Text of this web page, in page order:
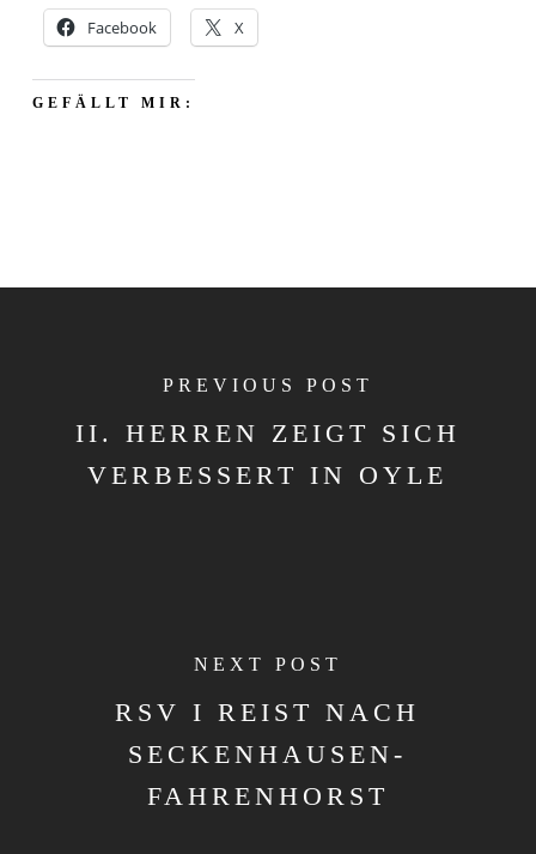
Facebook X
GEFÄLLT MIR:
PREVIOUS POST
II. HERREN ZEIGT SICH
VERBESSERT IN OYLE
NEXT POST
RSV I REIST NACH
SECKENHAUSEN-
FAHRENHORST